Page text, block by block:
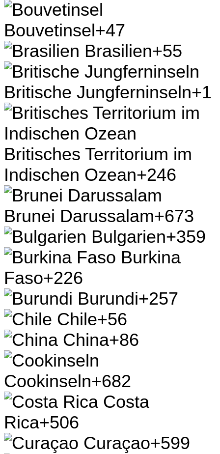
Bouvetinsel+47
Brasilien+55
Britische Jungferninseln+1
Britisches Territorium im
Indischen Ozean+246
Brunei Darussalam+673
Bulgarien+359
Burkina
Faso+226
Burundi+257
Chile+56
China+86
Cookinseln+682
Costa
Rica+506
Curaçao+599